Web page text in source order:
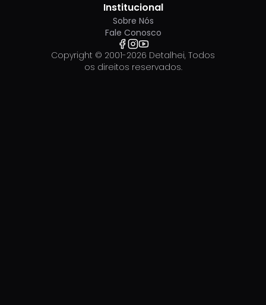
Institucional
Sobre Nós
Fale Conosco
Copyright © 2001-2026 Detalhei, Todos
os direitos reservados.